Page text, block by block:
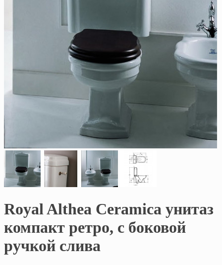
Royal Althea Ceramica унитаз
компакт ретро, с боковой
ручкой слива